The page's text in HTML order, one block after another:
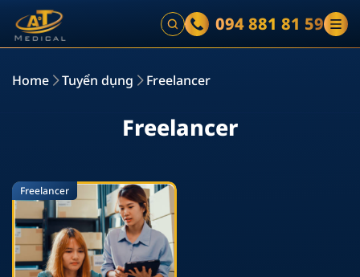
094 881 81 59
Home Tuyển dụng Freelancer
Freelancer
Freelancer